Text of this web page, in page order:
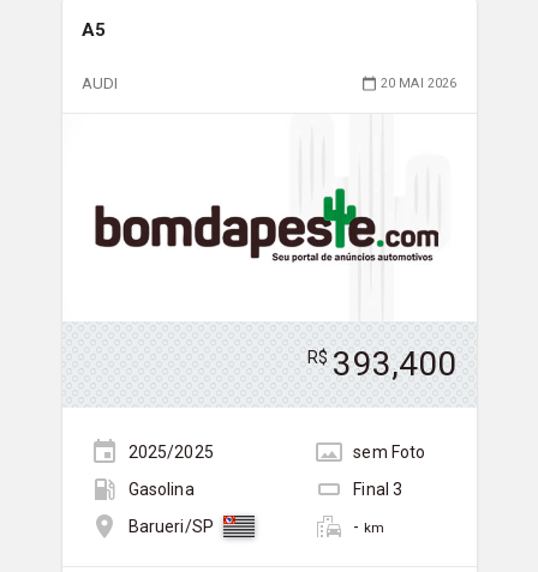
A5
AUDI 20 MAI 2026
R$ 393,400
2025/2025 sem Foto
Gasolina
Final3
Barueri/SP
- km